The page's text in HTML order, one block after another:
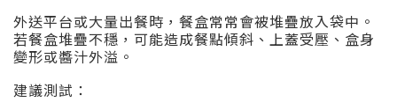
外送平台或大量出餐時，餐盒常常會被堆疊放入袋中。
若餐盒堆疊不穩，可能造成餐點傾斜、上蓋受壓、盒身
變形或醬汁外溢。
建議測試：